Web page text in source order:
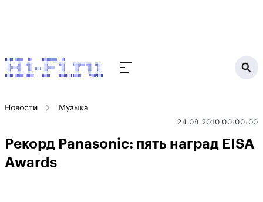
Новости Музыка
24.08.2010 00:00:00
Рекорд Panasonic: пять наград EISA
Awards